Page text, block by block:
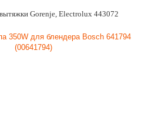
Gorenje, Electrolux 443072